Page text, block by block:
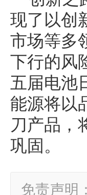
现了以创
市场等多
下行的风
五届电池
能源将以
刀产品，
巩固。
免责声明